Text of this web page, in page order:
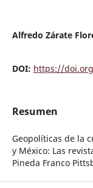
Alfredo Zárate
DOI: https://
Resumen
Geopolíticas de la
y México: Las
Pineda Franco